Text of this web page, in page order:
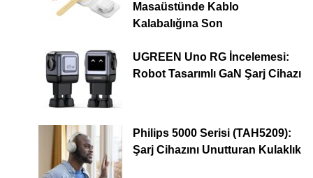
Masaüstünde Kablo
Kalabalığına Son
UGREEN Uno RG İncelemesi:
Robot Tasarımlı GaN Şarj Cihazı
Philips 5000 Serisi (TAH5209):
Şarj Cihazını Unutturan Kulaklık